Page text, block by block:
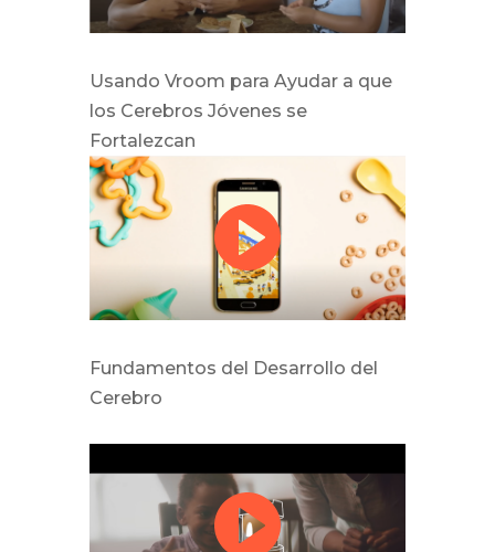
Usando Vroom para Ayudar a que
los Cerebros Jóvenes se
Fortalezcan
Fundamentos del Desarrollo del
Cerebro